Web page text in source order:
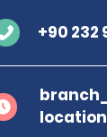
+90 232